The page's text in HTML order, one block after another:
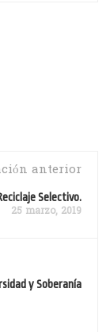
anterior
Selectivo.
25 marzo, 2019
y Soberanía